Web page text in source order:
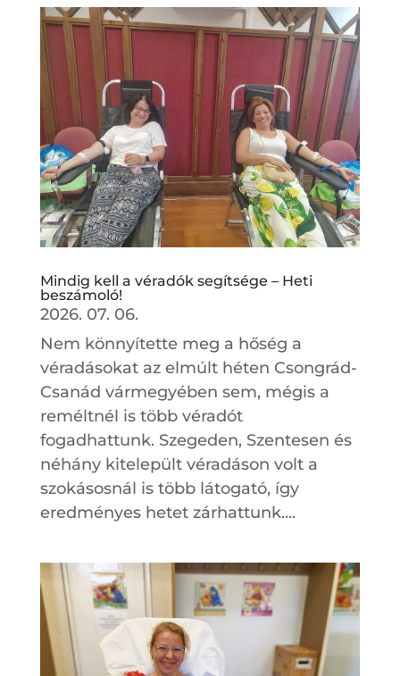
Mindig kell a véradók segítsége – Heti
beszámoló!
2026. 07. 06.
Nem könnyítette meg a hőség a
véradásokat az elmúlt héten Csongrád-
Csanád vármegyében sem, mégis a
reméltnél is több véradót
fogadhattunk. Szegeden, Szentesen és
néhány kitelepült véradáson volt a
szokásosnál is több látogató, így
eredményes hetet zárhattunk....